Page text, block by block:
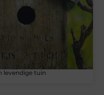
levendige tuin